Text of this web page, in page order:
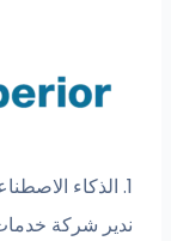
شركة خدمات ذكاء